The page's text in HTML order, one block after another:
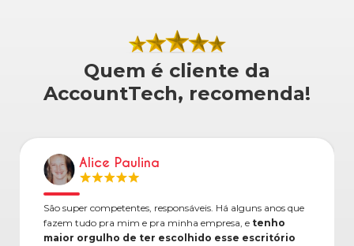
Quem é cliente da
AccountTech, recomenda!
Alice Paulina
São super competentes, responsáveis. Há alguns anos que
fazem tudo pra mim e pra minha empresa, e tenho
maior orgulho de ter escolhido esse escritório